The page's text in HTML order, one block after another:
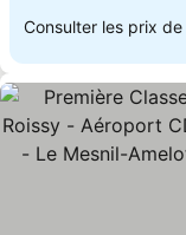
Consulter les prix de